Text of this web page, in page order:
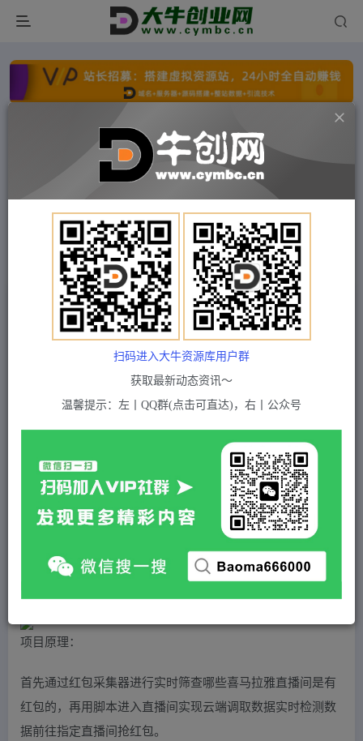
点击开通分站+ 每日收入300+
文字广告火爆招租 文字广告火爆招租
文字广告火爆招租
文字广告火爆招租 文字广告火爆招租
付费项目 中创网 正文
（4966期）外面卖688的喜马拉雅全自动抢红包项
目，实时监测 号称一天15-20(脚本+教程)
5 积分
黄金会员 2 超级会员(永久VIP) 免费
站长QQ：1970819299
付费资源
项目原理：
首先通过红包采集器进行实时筛查哪些喜马拉雅直播间是有
红包的，再用脚本进入直播间实现云端调取数据实时检测数
据前往指定直播间抢红包。
扫码进入大牛资源库用户群
获取最新动态资讯～
温馨提示：左丨QQ群(点击可直达)，右丨公众号